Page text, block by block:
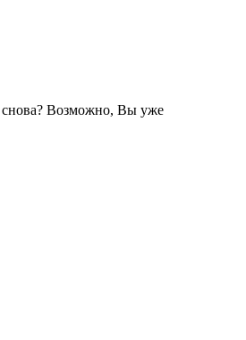
снова? Возможно, Вы уже